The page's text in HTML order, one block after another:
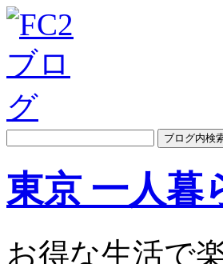
東京 一人暮
お得な生活で